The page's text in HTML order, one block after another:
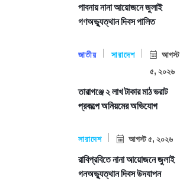
পাবনায় নানা আয়োজনে জুলাই
গণঅভ্যুত্থান দিবস পালিত
জাতীয় সারাদেশ
আগস্ট
৫, ২০২৬
তারাগঞ্জে ২ লাখ টাকার মাঠ ভরাট
প্রকল্পে অনিয়মের অভিযোগ
সারাদেশ আগস্ট ৫, ২০২৬
রাবিপ্রবিতে নানা আয়োজনে জুলাই
গনঅভ্যুত্থান দিবস উদযাপন